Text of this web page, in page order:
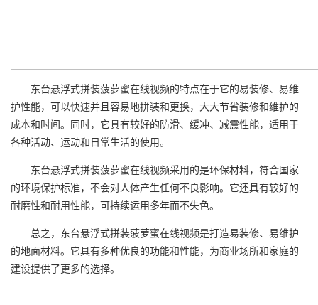
东台悬浮式拼装菠萝蜜在线视频的特点在于它的易装修、易维
护性能，可以快速并且容易地拼装和更换，大大节省装修和维护的
成本和时间。同时，它具有较好的防滑、缓冲、减震性能，适用于
各种活动、运动和日常生活的使用。
东台悬浮式拼装菠萝蜜在线视频采用的是环保材料，符合国家
的环境保护标准，不会对人体产生任何不良影响。它还具有较好的
耐磨性和耐用性能，可持续运用多年而不失色。
总之，东台悬浮式拼装菠萝蜜在线视频是打造易装修、易维护
的地面材料。它具有多种优良的功能和性能，为商业场所和家庭的
建设提供了更多的选择。